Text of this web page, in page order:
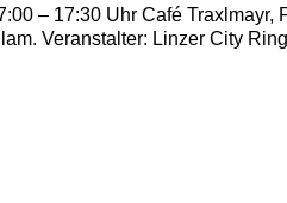
– 17:30 Uhr Café Traxlmayr,
Veranstalter: Linzer City Ring